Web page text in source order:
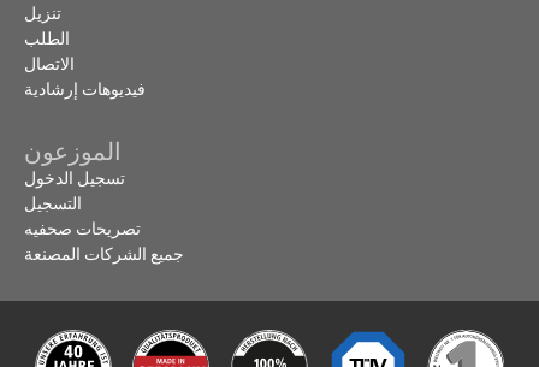
تنزيل
الطلب
الاتصال
فيديوهات إرشادية
الموزعون
تسجيل الدخول
التسجيل
تصريحات صحفيه
جميع الشركات المصنعة